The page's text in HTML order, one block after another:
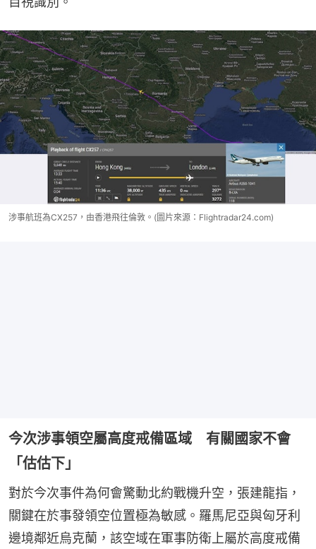
涉事航班為CX257，由香港飛往倫敦。(圖片來源：Flightradar24.com)
今次涉事領空屬高度戒備區域 有關國家不會
「估估下」
對於今次事件為何會驚動北約戰機升空，張建龍指，
關鍵在於事發領空位置極為敏感。羅馬尼亞與匈牙利
邊境鄰近烏克蘭，該空域在軍事防衛上屬於高度戒備